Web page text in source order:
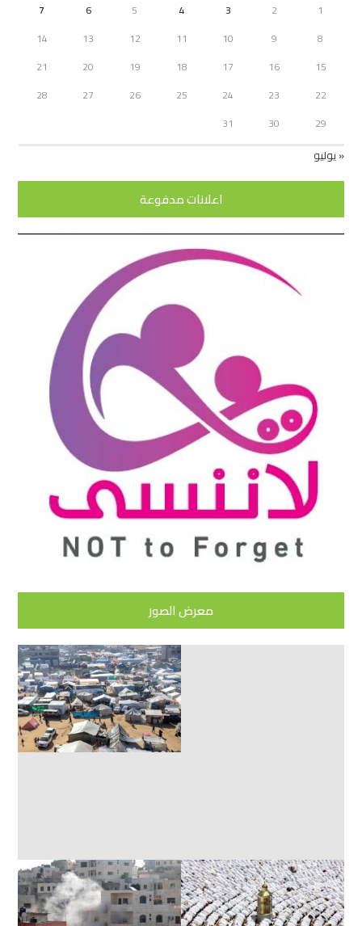
1
2
3
4
5
6
7
8
9
10
11
12
13
14
15
16
17
18
19
20
21
22
23
24
25
26
27
28
29
30
31
« يوليو
اعلانات مدفوعة
معرض الصور